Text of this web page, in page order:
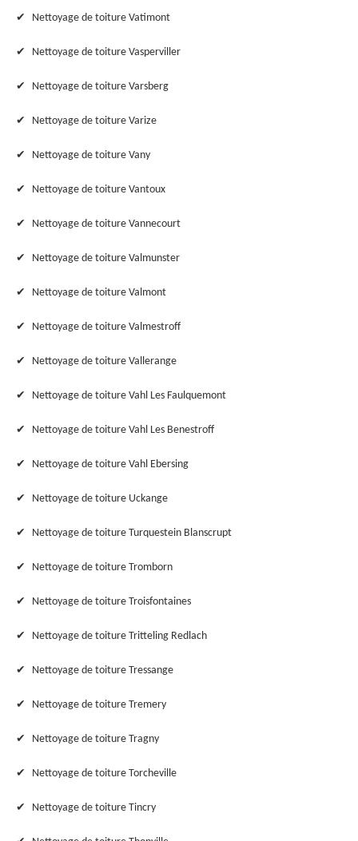
Nettoyage de toiture Vatimont
Nettoyage de toiture Vasperviller
Nettoyage de toiture Varsberg
Nettoyage de toiture Varize
Nettoyage de toiture Vany
Nettoyage de toiture Vantoux
Nettoyage de toiture Vannecourt
Nettoyage de toiture Valmunster
Nettoyage de toiture Valmont
Nettoyage de toiture Valmestroff
Nettoyage de toiture Vallerange
Nettoyage de toiture Vahl Les Faulquemont
Nettoyage de toiture Vahl Les Benestroff
Nettoyage de toiture Vahl Ebersing
Nettoyage de toiture Uckange
Nettoyage de toiture Turquestein Blanscrupt
Nettoyage de toiture Tromborn
Nettoyage de toiture Troisfontaines
Nettoyage de toiture Tritteling Redlach
Nettoyage de toiture Tressange
Nettoyage de toiture Tremery
Nettoyage de toiture Tragny
Nettoyage de toiture Torcheville
Nettoyage de toiture Tincry